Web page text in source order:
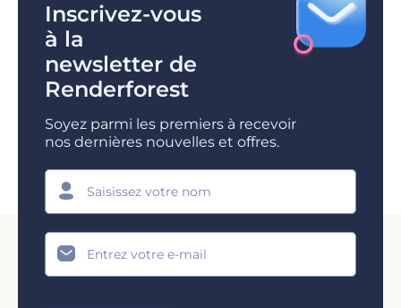
Inscrivez-vous
à la
newsletter de
Renderforest
Soyez parmi les premiers à recevoir
nos dernières nouvelles et offres.